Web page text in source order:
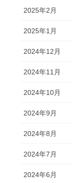
2025年2月
2025年1月
2024年12月
2024年11月
2024年10月
2024年9月
2024年8月
2024年7月
2024年6月